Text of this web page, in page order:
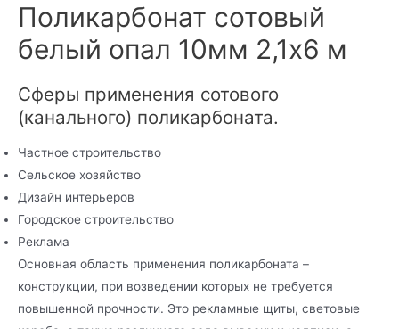
Поликарбонат сотовый
белый опал 10мм 2,1х6 м
Сферы применения сотового
(канального) поликарбоната.
Частное строительство
Сельское хозяйство
Дизайн интерьеров
Городское строительство
Реклама
Основная область применения поликарбоната –
конструкции, при возведении которых не требуется
повышенной прочности. Это рекламные щиты, световые